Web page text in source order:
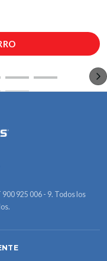
925 006 - 9. Todos los